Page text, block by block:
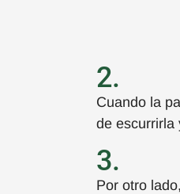
2.
Cuando la
de escurrirla
3.
Por otro